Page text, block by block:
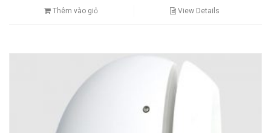
Thêm vào giỏ View Details